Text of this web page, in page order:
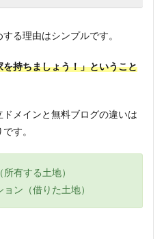
る理由はシンプルです。
持ちましょう！」ということ
メインと無料ブログの違いは
す。
有する土地）
ン（借りた土地）